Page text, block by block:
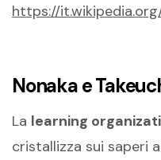
https://
Nonaka e
La learning
cristallizza sui saperi